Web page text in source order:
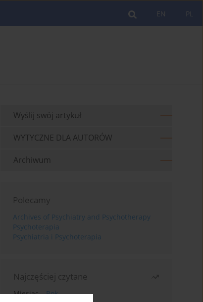
PL
EN
Wyślij swój artykuł
WYTYCZNE DLA AUTORÓW
Archiwum
Polecamy
Archives of Psychiatry and Psychotherapy
Psychoterapia
Psychiatria i Psychoterapia
Najczęściej czytane
Miesiąc
Rok